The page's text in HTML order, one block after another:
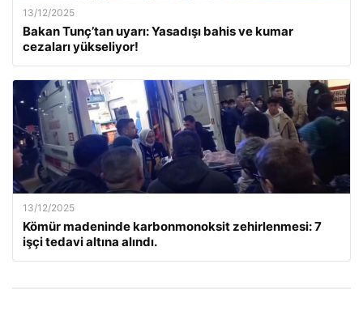
13/12/2025
Bakan Tunç’tan uyarı: Yasadışı bahis ve kumar
cezaları yükseliyor!
13/12/2025
Kömür madeninde karbonmonoksit zehirlenmesi: 7
işçi tedavi altına alındı.